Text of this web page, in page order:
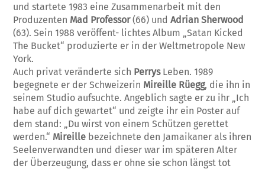
und startete 1983 eine Zusammenarbeit mit den
Produzenten Mad Professor(66) undAdrian Sherwood
(63). Sein 1988 veröffent- lichtes Album „Satan Kicked
The Bucket“ produzierte er in der Weltmetropole New
York.
Auch privat veränderte sich PerrysLeben. 1989
begegnete er der Schweizerin Mireille Rüegg, die ihn in
seinem Studio aufsuchte. Angeblich sagte er zu ihr „Ich
habe auf dich gewartet“ und zeigte ihr ein Poster auf
dem stand: „Du wirst von einem Schützen gerettet
werden.“ Mireille bezeichnete den Jamaikaner als ihren
Seelenverwandten und dieser war im späteren Alter
der Überzeugung, dass er ohne sie schon längst tot